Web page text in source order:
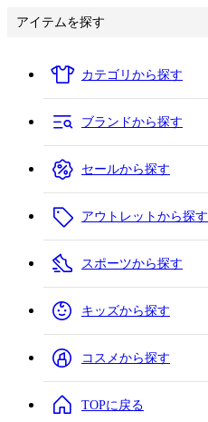
アイテムを探す
カテゴリから探す
ブランドから探す
セールから探す
アウトレットから探す
スポーツから探す
キッズから探す
コスメから探す
TOPに戻る